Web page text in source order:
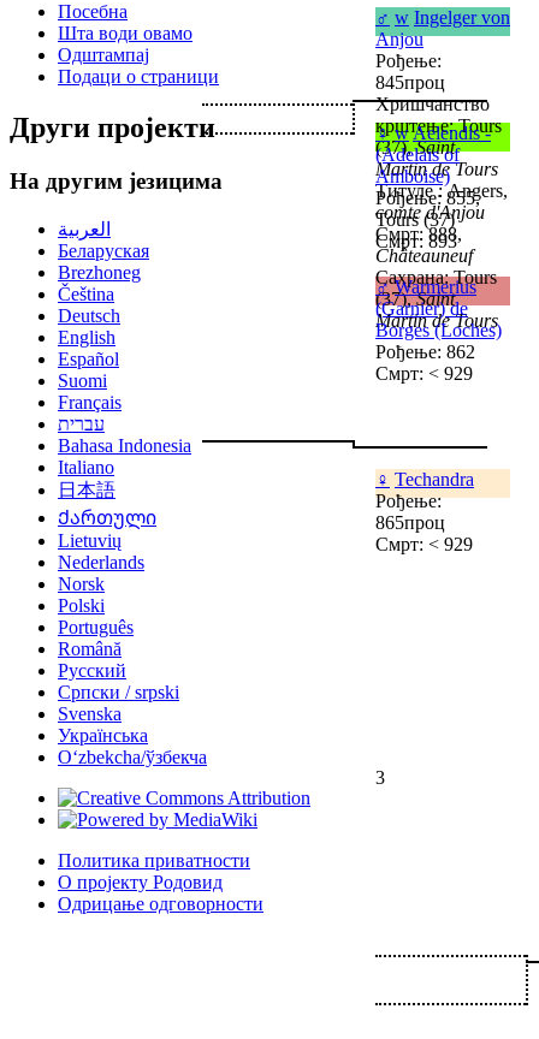
♂ w Ingelger von
Anjou
Рођење:
845проц
Хришчанство
крштење: Tours
(37),Saint
Martin de Tours
Титуле : Angers,
comte d'Anjou
Смрт: 888,
Châteauneuf
Сахрана: Tours
(37),Saint
Martin de Tours
♀ wAelendis -
(Adelais of
Amboise)
Рођење: 855,
Tours (37)
Смрт: 893
♂ Warmerius
(Garnier) de
Borges (Loches)
Рођење: 862
Смрт: < 929
♀ Techandra
Рођење:
865проц
Смрт: < 929
3
Посебна
Шта води овамо
Одштампај
Подаци о страници
Други пројекти
На другим језицима
العربية
Беларуская
Brezhoneg
Čeština
Deutsch
English
Español
Suomi
Français
עברית
Bahasa Indonesia
Italiano
日本語
Ქართული
Lietuvių
Nederlands
Norsk
Polski
Português
Română
Русский
Српски / srpski
Svenska
Українська
Oʻzbekcha/ўзбекча
Политика приватности
О пројекту Родовид
Одрицање одговорности